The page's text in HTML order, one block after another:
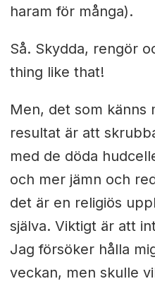
haram för många).
Så. Skydda, rengör
thing like that!
Men, det som känns
resultat är att
med de döda
och mer jämn och
det är en religiös
själva. Viktigt är att
Jag försöker hålla
veckan, men skulle